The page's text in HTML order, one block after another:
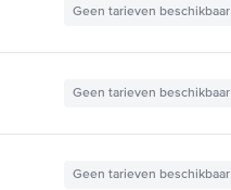
Geen tarieven beschikbaar
Geen tarieven beschikbaar
Geen tarieven beschikbaar